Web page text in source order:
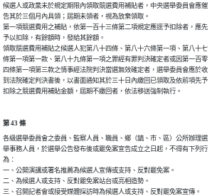
候選人或政黨未於規定期限內領取競選費用補貼者，中央選舉委員會應催
告其於三個月內具領；屆期未領者，視為放棄領取。
第一項競選費用之補貼，依第一百十三條第二項規定應逕予扣除者，應先
予以扣除，有餘額時，發給其餘額。
領取競選費用補貼之候選人犯第八十四條、第八十六條第一項、第八十七
條第一項第一款、第八十九條第一項之罪經有罪判決確定者或因第一百零
四條第一項第三款之情事經法院判決當選無效確定者，選舉委員會應於收
到法院確定判決書後，以書面通知其於三十日內繳回已領取及依前項先予
扣除之競選費用補貼金額，屆期不繳回者，依法移送強制執行。
第 43 條
各級選舉委員會之委員、監察人員、職員、鄉（鎮、市、區）公所辦理選
舉事務人員，於選舉公告發布後或罷免案宣告成立之日起，不得有下列行
為：
一、公開演講或署名推薦為候選人宣傳或支持、反對罷免案。
二、為候選人或支持、反對罷免案站台或亮相造勢。
三、召開記者會或接受媒體採訪時為候選人或支持、反對罷免案宣傳。